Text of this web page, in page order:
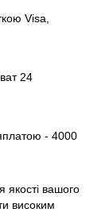
Visa,
24
- 4000
якості вашого
високим